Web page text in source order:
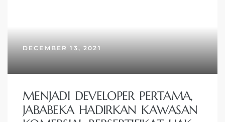
DECEMBER 13, 2021
MENJADI DEVELOPER PERTAMA,
JABABEKA HADIRKAN KAWASAN